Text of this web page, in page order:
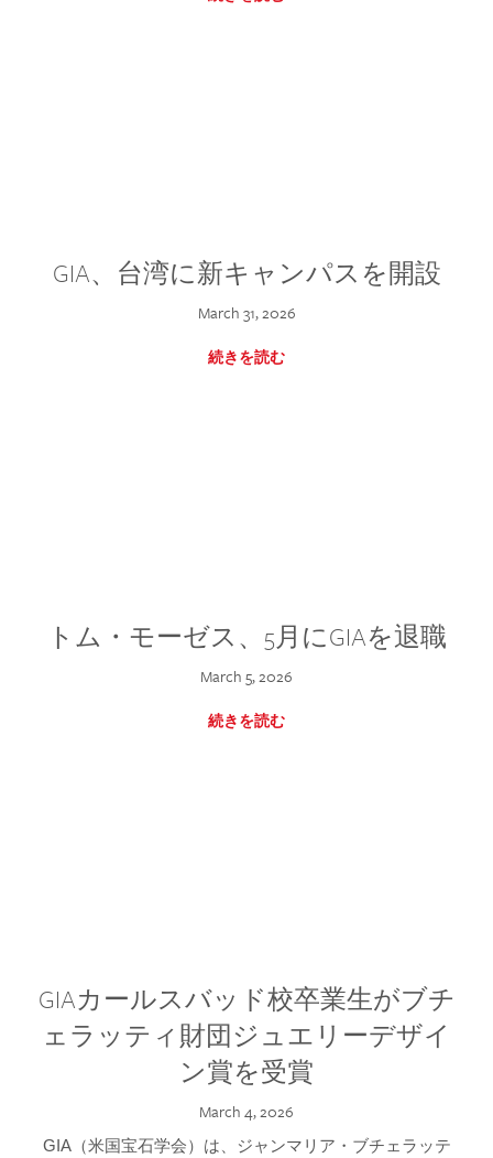
GIA、台湾に新キャンパスを開設
March 31, 2026
続きを読む
トム・モーゼス、5月にGIAを退職
March 5, 2026
続きを読む
GIAカールスバッド校卒業生がブチ
ェラッティ財団ジュエリーデザイ
ン賞を受賞
March 4, 2026
GIA（米国宝石学会）は、ジャンマリア・ブチェラッテ